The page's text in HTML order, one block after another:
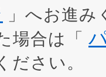
」へお進
場合は「
ださい。